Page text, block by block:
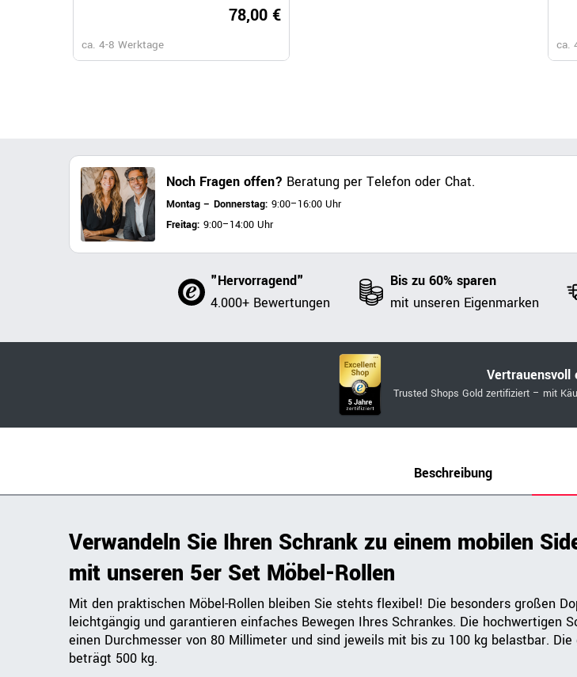
78,00 €
ca. 4-8 Werktage ca.
Noch Fragen offen? Beratung per Telefon oder Chat.
Montag – Donnerstag: 9:00–16:00 Uhr
Freitag: 9:00–14:00 Uhr
"Hervorragend"
4.000+ Bewertungen
Bis zu 60% sparen
mit unseren Eigenmarken
Vertrauensvoll
Trusted Shops Gold zertifiziert – mit
Beschreibung
Verwandeln Sie Ihren Schrank zu einem mobilen
mit unseren 5er Set Möbel-Rollen
Mit den praktischen Möbel-Rollen bleiben Sie stehts flexibel! Die besonders großen
leichtgängig und garantieren einfaches Bewegen Ihres Schrankes. Die hochwertigen
einen Durchmesser von 80 Millimeter und sind jeweils mit bis zu 100 kg belastbar.
beträgt 500 kg.